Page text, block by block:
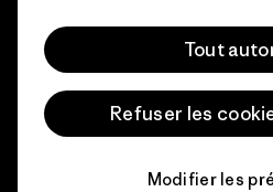
français
Tout
Refuser les
Modifier les